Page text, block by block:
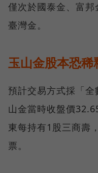
僅次於國泰金、富
臺灣金。
玉山金股本恐稀
預計交易方式採「
山金當時收盤價
東每持有1股三商壽
票。